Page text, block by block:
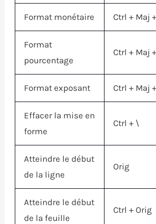
Format monétaire Ctrl + Maj
Format
pourcentage
Ctrl + Maj
Format exposant Ctrl + Maj
Effacer la mise en
forme
Ctrl + \
Atteindre le début
de la ligne
Orig
Atteindre le début
de la feuille
Ctrl + Orig